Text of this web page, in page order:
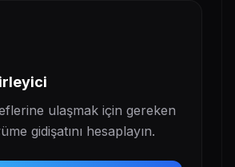
ulaşmak için gereken
gidişatını hesaplayın.